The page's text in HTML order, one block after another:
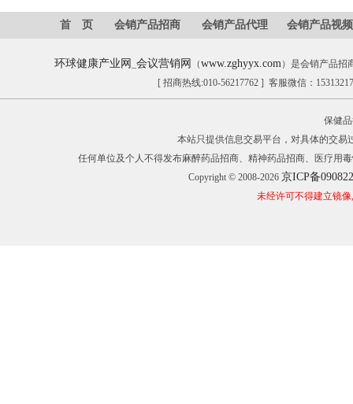
首 页 会销产品招商 会销产品代理 会销产品视频
环球健康产业网 会议营销网 （www.zghyyx.com）是会销产品招
[ 招商热线:010-56217762 ] 客服微信：
保健
本站只提供信息交易平台，对具体的交
任何单位及个人不得发布麻醉药品招商、精神药品招商、医疗用
Copyright © 2008-2026 京ICP备
未经许可不得建立镜